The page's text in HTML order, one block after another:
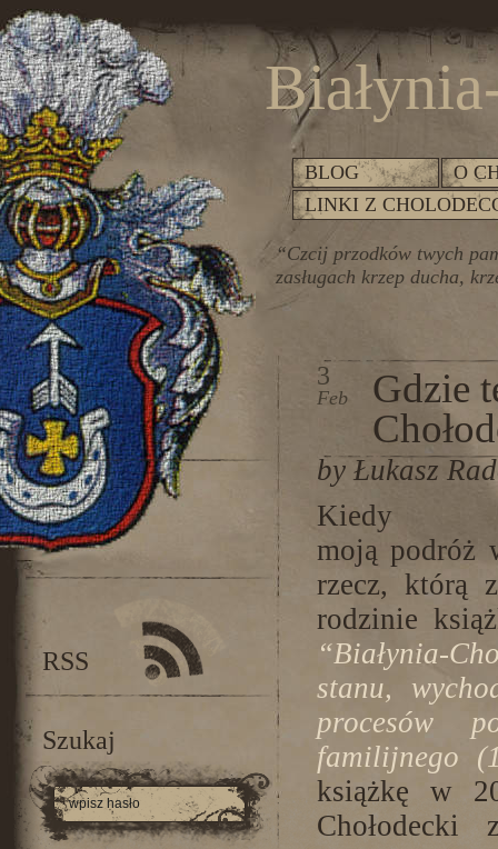
BLOG
O
LINKI Z
“Czcij przodków twych
zasługach krzep ducha,
RSS
Szukaj
3
Feb
Gdzie
by Łukasz
moją podróż
rzecz, którą
rodzinie
“Białynia-
stanu,
procesów
familijnego
książkę w